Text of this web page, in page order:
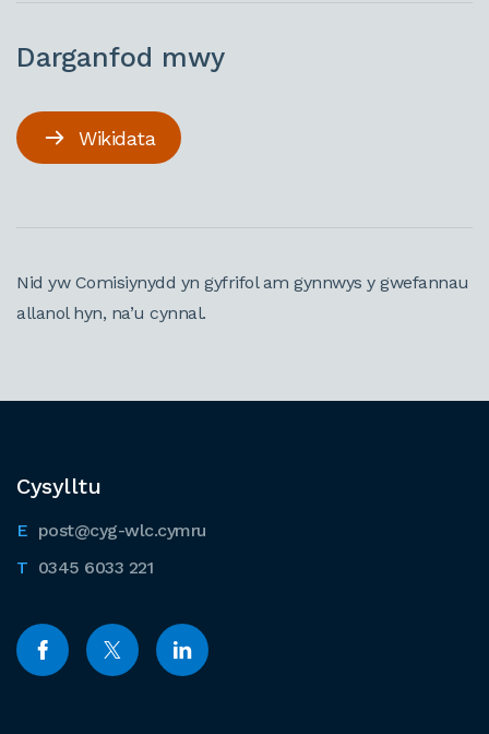
Darganfod mwy
Wikidata
Nid yw Comisiynydd yn gyfrifol am gynnwys y gwefannau
allanol hyn, na’u cynnal.
Cysylltu
post@cyg-wlc.cymru
0345 6033 221